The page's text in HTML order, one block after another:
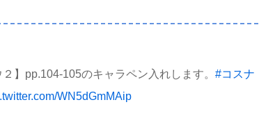
】pp.104-105のキャラペン入れします。 #コスナ
WN5dGmMAip